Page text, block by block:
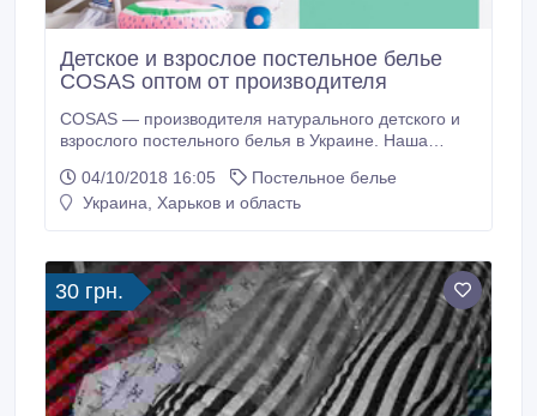
Детское и взрослое постельное белье
COSAS оптом от производителя
COSAS — производителя натурального детского и
взрослого постельного белья в Украине. Наша
самым низким оптовым ценам. Ассортимент COSAS
составляет более 1500 артикулов. COSAS
одеяла, подушки, шторы и тд.
04/10/2018 16:05
Постельное белье
Украина, Харьков и область
30 грн.